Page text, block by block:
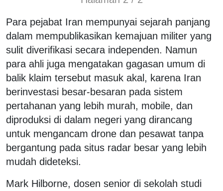
Para pejabat Iran mempunyai sejarah panjang
dalam mempublikasikan kemajuan militer yang
sulit diverifikasi secara independen. Namun
para ahli juga mengatakan gagasan umum di
balik klaim tersebut masuk akal, karena Iran
berinvestasi besar-besaran pada sistem
pertahanan yang lebih murah, mobile, dan
diproduksi di dalam negeri yang dirancang
untuk mengancam drone dan pesawat tanpa
bergantung pada situs radar besar yang lebih
mudah dideteksi.
Mark Hilborne, dosen senior di sekolah studi